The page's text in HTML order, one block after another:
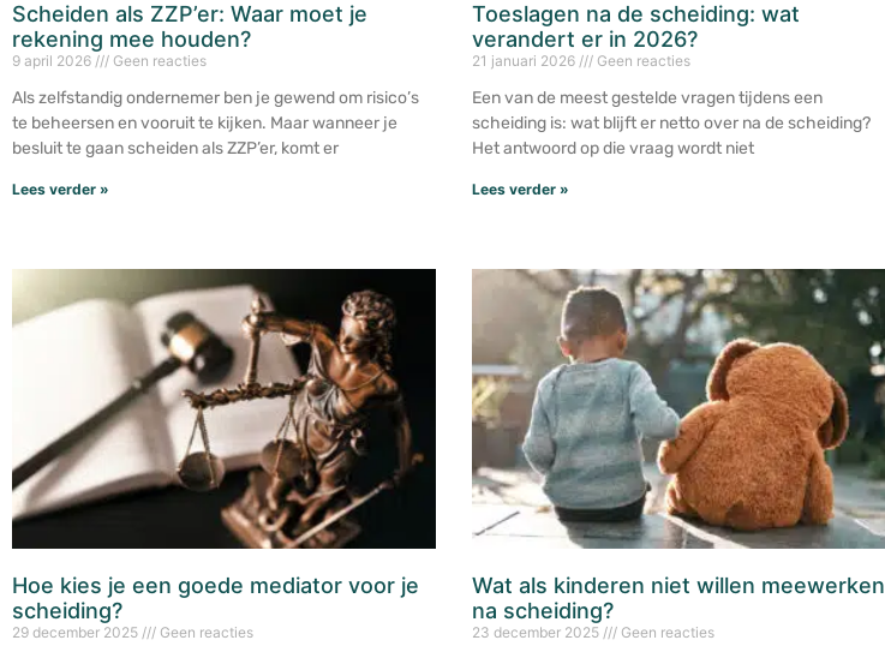
Scheiden als ZZP’er: Waar moet je
rekening mee houden?
9 april 2026 Geen reacties
Als zelfstandig ondernemer ben je gewend om risico’s
te beheersen en vooruit te kijken. Maar wanneer je
besluit te gaan scheiden als ZZP’er, komt er
Lees verder »
Toeslagen na de scheiding: wat
verandert er in 2026?
21 januari 2026 Geen reacties
Een van de meest gestelde vragen tijdens een
scheiding is: wat blijft er netto over na de scheiding?
Het antwoord op die vraag wordt niet
Lees verder »
Hoe kies je een goede mediator voor je
scheiding?
29 december 2025 Geen reacties
Wat als kinderen niet willen meewerken
na scheiding?
23 december 2025 Geen reacties